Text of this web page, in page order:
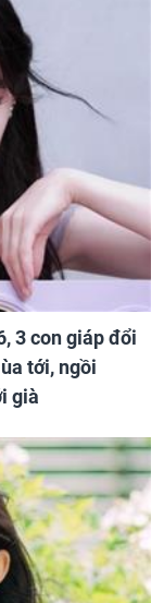
3 con giáp đổi
tới, ngồi
già